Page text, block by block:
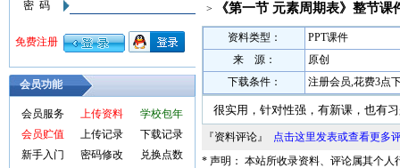
会员功能
会员服务 上传资料
学校包年
会员贮值
上传记录
下载记录
新手入门
密码修改
兑换点数
> 《第一节 元素周期表》整节课
资料类型：
PPT课件
来 源：
原创
下载条件：
注册会员,花费3点
很实用，针对性强，有新课，也有
『资料评论』 点击这里发表或查看更多
* 声明： 本站所收录资料、评论属其个人